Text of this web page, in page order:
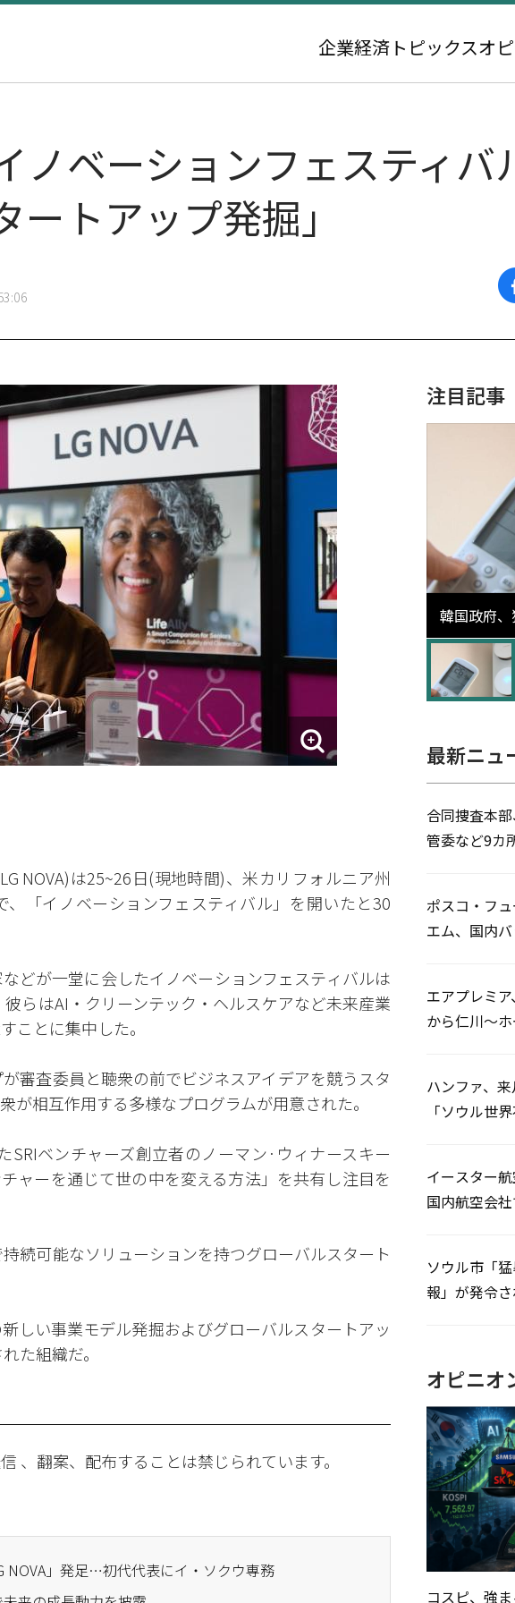
企業経済 トピックスオ
ノベーションフェスティ
ートアップ発掘」
NOVA)は25~26日(現地時間)、米カリフォルニア州
、「イノベーションフェスティバル」を開いたと30
どが一堂に会したイノベーションフェスティバルは
彼らはAI・クリーンテック・ヘルスケアなど未来産業
ことに集中した。
審査委員と聴衆の前でビジネスアイデアを競うスタ
が相互作用する多様なプログラムが用意された。
SRIベンチャーズ創立者のノーマン·ウィナースキー
ャーを通じて世の中を変える方法」を共有し注目を
続可能なソリューションを持つグローバルスタート
しい事業モデル発掘およびグローバルスタートアッ
た組織だ。
、翻案、配布することは禁じられています。
NOVA」発足…初代代表にイ・ソクウ専務
注目記事
韓国政府
高更新の
検
最新ニュ
合同捜査本
管委など9カ
ポスコ・フ
エム、国内
エアプレミ
から仁川〜
ハンファ、
「ソウル世
イースター
国内航空会
ソウル市「
報」が発令
オピニオ
コスピ、強